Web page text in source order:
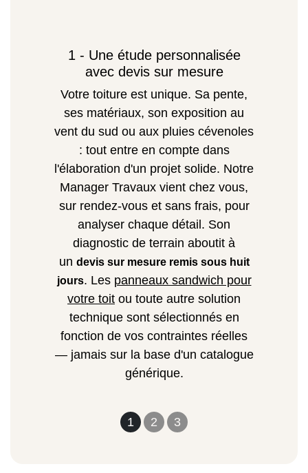
1 2 3
1 - Une étude personnalisée
avec devis sur mesure
Votre toiture est unique. Sa pente,
ses matériaux, son exposition au
vent du sud ou aux pluies cévenoles
: tout entre en compte dans
l'élaboration d'un projet solide. Notre
Manager Travaux vient chez vous,
sur rendez-vous et sans frais, pour
analyser chaque détail. Son
diagnostic de terrain aboutit à
un devis sur mesure remis sous huit
jours. Les panneaux sandwich pour
votre toit ou toute autre solution
technique sont sélectionnés en
fonction de vos contraintes réelles
— jamais sur la base d'un catalogue
générique.